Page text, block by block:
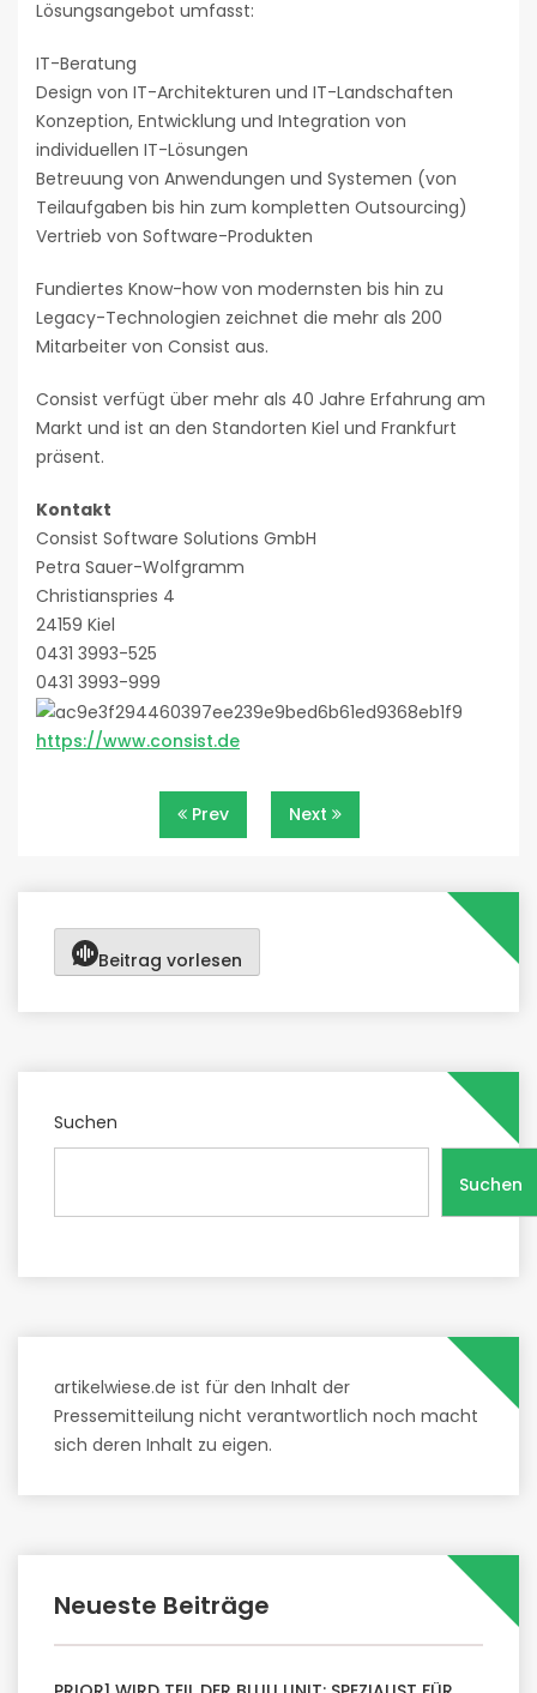
Lösungsangebot umfasst:
IT-Beratung
Design von IT-Architekturen und IT-Landschaften
Konzeption, Entwicklung und Integration von
individuellen IT-Lösungen
Betreuung von Anwendungen und Systemen (von
Teilaufgaben bis hin zum kompletten Outsourcing)
Vertrieb von Software-Produkten
Fundiertes Know-how von modernsten bis hin zu
Legacy-Technologien zeichnet die mehr als 200
Mitarbeiter von Consist aus.
Consist verfügt über mehr als 40 Jahre Erfahrung am
Markt und ist an den Standorten Kiel und Frankfurt
präsent.
Kontakt
Consist Software Solutions GmbH
Petra Sauer-Wolfgramm
Christianspries 4
24159 Kiel
0431 3993-525
0431 3993-999
https://www.consist.de
Beitragsnavigation
Prev Next
Beitrag vorlesen
Suchen
Suchen
artikelwiese.de ist für den Inhalt der
Pressemitteilung nicht verantwortlich noch macht
sich deren Inhalt zu eigen.
Neueste Beiträge